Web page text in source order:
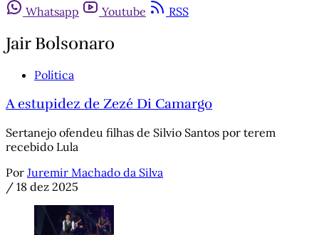
Whatsapp
Youtube RSS
Jair Bolsonaro
Política
A estupidez de Zezé Di Camargo
Sertanejo ofendeu filhas de Silvio Santos por terem
recebido Lula
Por Juremir Machado da Silva
/ 18 dez 2025